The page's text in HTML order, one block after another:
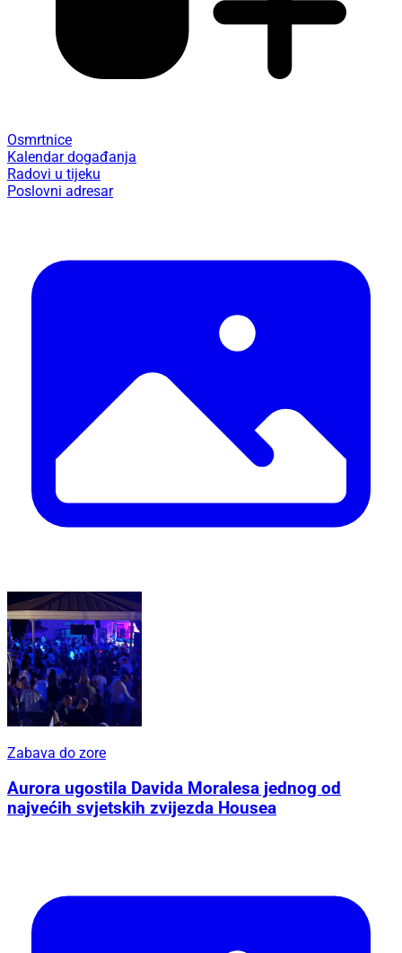
Osmrtnice
Kalendar događanja
Radovi u tijeku
Poslovni adresar
Zabava do zore
Aurora ugostila Davida Moralesa jednog od
najvećih svjetskih zvijezda Housea